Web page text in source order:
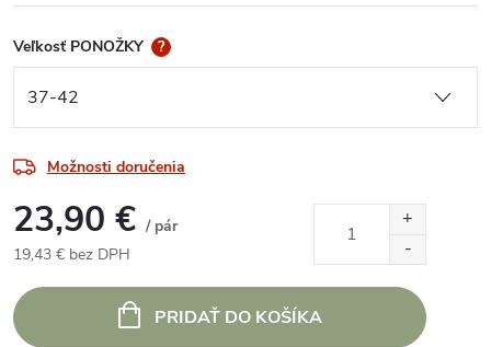
Veľkosť PONOŽKY ?
Možnosti doručenia
23,90 € / pár
19,43 € bez DPH
cena:
PRIDAŤ DO KOŠÍKA